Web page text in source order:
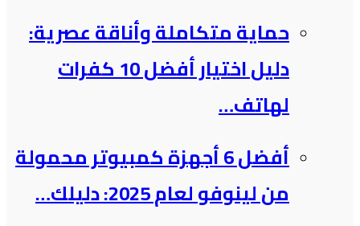
حماية متكاملة وأناقة عصرية:
دليل اختيار أفضل 10 كفرات
لهاتف…
أفضل 6 أجهزة كمبيوتر محمولة
من لينوفو لعام 2025: دليلك…